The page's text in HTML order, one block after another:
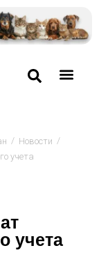
/ Новости /
учета
учета